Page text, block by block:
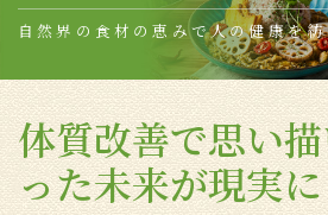
自然界の食材の恵みで人の健康を
体質改善で思い
った未来が現実に